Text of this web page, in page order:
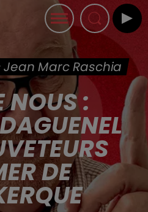
Marc Raschia
NOUS :
DE